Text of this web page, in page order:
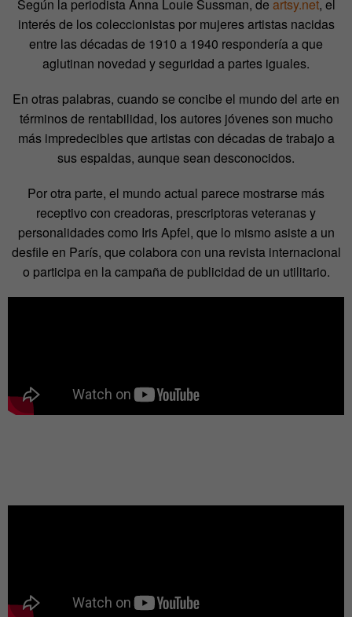
Según la periodista Anna Louie Sussman, de artsy.net, el
interés de los coleccionistas por mujeres artistas nacidas
entre las décadas de 1910 a 1940 respondería a que
aglutinan novedad y seguridad a partes iguales.
En otras palabras, cuando se concibe el mundo del arte en
términos de rentabilidad, los autores jóvenes son mucho
más impredecibles que artistas con décadas de trabajo a
sus espaldas, aunque sean desconocidos.
Por otra parte, el mundo actual parece mostrarse más
receptivo con creadoras, prescriptoras veteranas y
personalidades como Iris Apfel, que lo mismo asiste a un
desfile en París, que colabora con una revista internacional
o participa en la campaña de publicidad de un utilitario.